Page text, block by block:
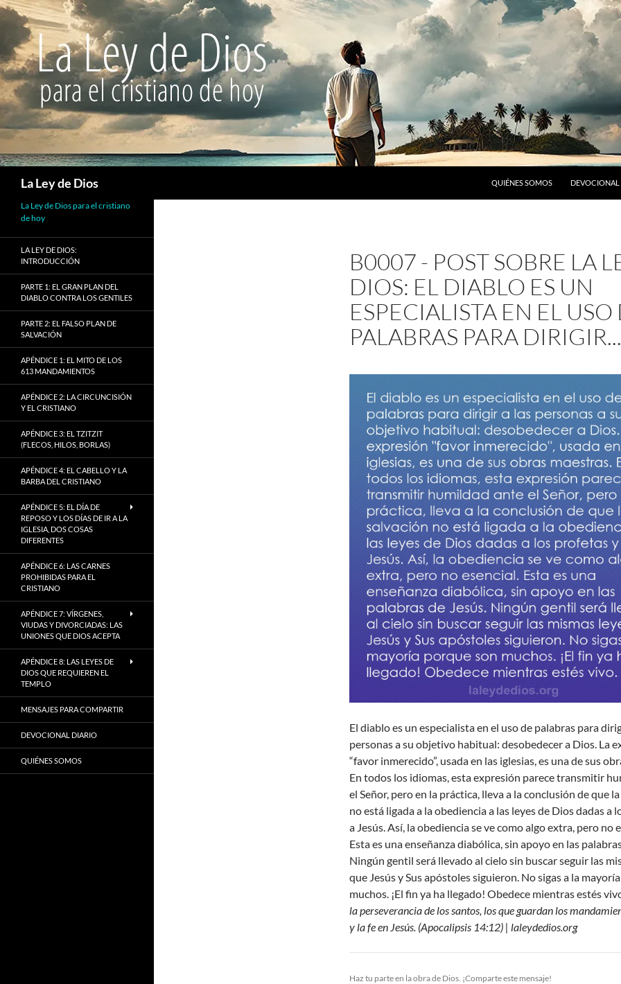
La Ley de Dios
QUIÉNES SOMOS
B0007 - POST SOBRE LA
DIOS: EL DIABLO ES UN
ESPECIALISTA EN EL USO
PALABRAS PARA DIRIGIR...
El diablo es un especialista en el uso de palabras para
personas a su objetivo habitual: desobedecer a Dios. La
“favor inmerecido”, usada en las iglesias, es una de sus
En todos los idiomas, esta expresión parece transmitir
el Señor, pero en la práctica, lleva a la conclusión de que
no está ligada a la obediencia a las leyes de Dios dadas a
a Jesús. Así, la obediencia se ve como algo extra, pero no
Esta es una enseñanza diabólica, sin apoyo en las
Ningún gentil será llevado al cielo sin buscar seguir las
que Jesús y Sus apóstoles siguieron. No sigas a la
muchos. ¡El fin ya ha llegado! Obedece mientras estés
la perseverancia de los santos, los que guardan los
y la fe en Jesús. (Apocalipsis 14:12) | laleydedios.org
Haz tu parte en la obra de Dios. ¡Comparte este mensaje!
La Ley de Dios para el cristiano
de hoy
LA LEY DE DIOS:
INTRODUCCIÓN
PARTE 1: EL GRAN PLAN DEL
DIABLO CONTRA LOS GENTILES
PARTE 2: EL FALSO PLAN DE
SALVACIÓN
APÉNDICE 1: EL MITO DE LOS
613 MANDAMIENTOS
APÉNDICE 2: LA CIRCUNCISIÓN
Y EL CRISTIANO
APÉNDICE 3: EL TZITZIT
(FLECOS, HILOS, BORLAS)
APÉNDICE 4: EL CABELLO Y LA
BARBA DEL CRISTIANO
APÉNDICE 5: EL DÍA DE
REPOSO Y LOS DÍAS DE IR A LA
IGLESIA, DOS COSAS
DIFERENTES
APÉNDICE 6: LAS CARNES
PROHIBIDAS PARA EL
CRISTIANO
APÉNDICE 7: VÍRGENES,
VIUDAS Y DIVORCIADAS: LAS
UNIONES QUE DIOS ACEPTA
APÉNDICE 8: LAS LEYES DE
DIOS QUE REQUIEREN EL
TEMPLO
MENSAJES PARA COMPARTIR
DEVOCIONAL DIARIO
QUIÉNES SOMOS